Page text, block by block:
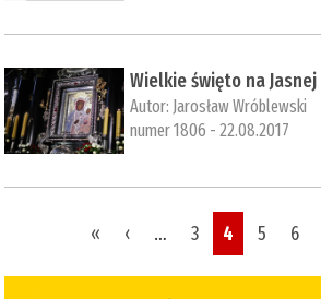
​Wielkie święto na Jasnej
Autor: Jarosław Wróblewski
numer 1806 - 22.08.2017
« ‹ … 3 4 5 6